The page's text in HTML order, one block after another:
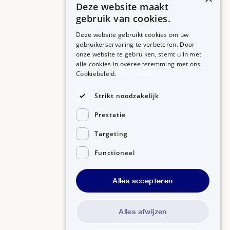
OVER BIJSLUITERPLUS
Bronnen
Contact
Gedragscode GSR Privacyverklaring
Deze website maakt
gebruik van cookies.
Deze website gebruikt cookies om uw
gebruikerservaring te verbeteren. Door
onze website te gebruiken, stemt u in met
alle cookies in overeenstemming met ons
Cookiebeleid.
Strikt noodzakelijk
Prestatie
Targeting
Functioneel
Alles accepteren
Alles afwijzen